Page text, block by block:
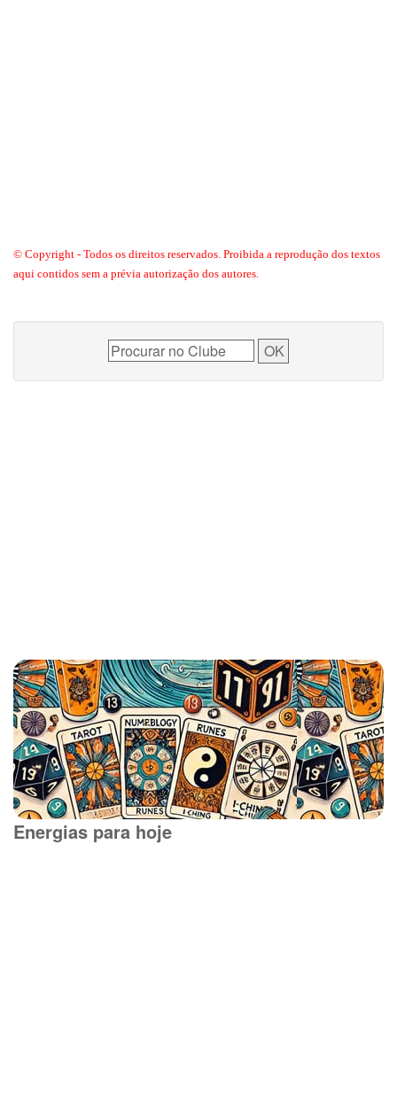
© Copyright - Todos os direitos reservados. Proibida a reprodução dos textos
aqui contidos sem a prévia autorização dos autores.
Energias para hoje